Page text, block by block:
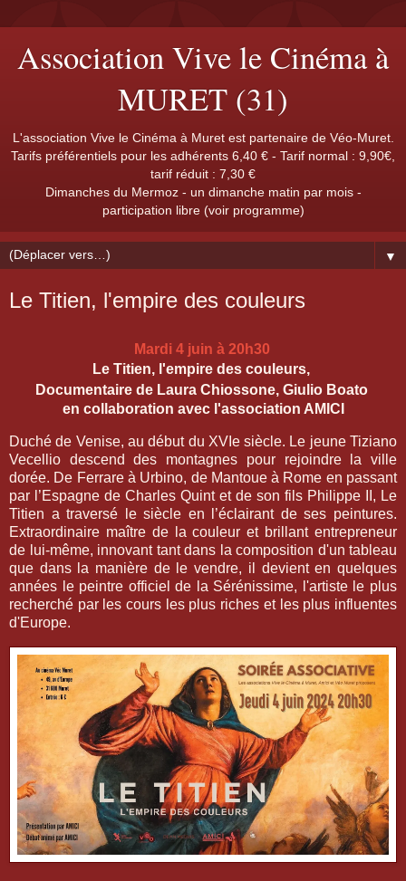
Association Vive le Cinéma à
MURET (31)
L'association Vive le Cinéma à Muret est partenaire de Véo-Muret.
Tarifs préférentiels pour les adhérents 6,40 € - Tarif normal : 9,90€,
tarif réduit : 7,30 €
Dimanches du Mermoz - un dimanche matin par mois -
participation libre (voir programme)
▼
Le Titien, l'empire des couleurs
Mardi 4 juin à 20h30
Le Titien, l'empire des couleurs,
Documentaire de Laura Chiossone, Giulio Boato
en collaboration avec l'association AMICI
Duché de Venise, au début du XVIe siècle. Le jeune Tiziano
Vecellio descend des montagnes pour rejoindre la ville
dorée. De Ferrare à Urbino, de Mantoue à Rome en passant
par l’Espagne de Charles Quint et de son fils Philippe II, Le
Titien a traversé le siècle en l’éclairant de ses peintures.
Extraordinaire maître de la couleur et brillant entrepreneur
de lui-même, innovant tant dans la composition d'un tableau
que dans la manière de le vendre, il devient en quelques
années le peintre officiel de la Sérénissime, l'artiste le plus
recherché par les cours les plus riches et les plus influentes
d'Europe.